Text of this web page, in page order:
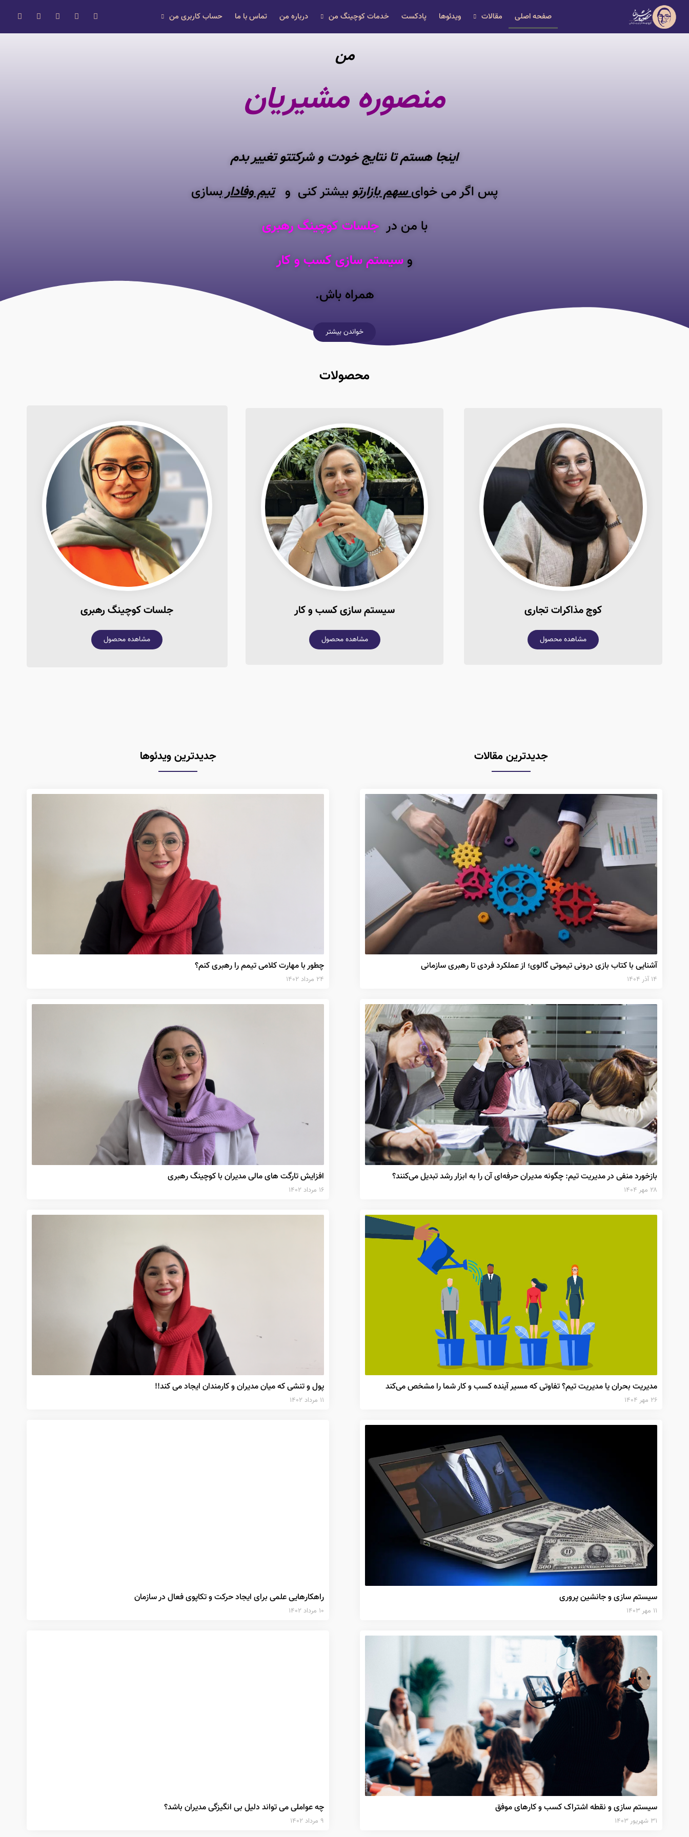
صفحه اصلی مقالات ویدئوها پادکست خدمات کوچینگ من درباره من تماس با ما حساب کاربری من
من
منصوره مشیریان
اینجا هستم تا نتایج خودت و شرکتتو تغییر بدم
پس اگر می خوایسهم بازارتوبیشتر کنی وتیم وفاداربسازی
با من درجلسات کوچینگ رهبری
و سیستم سازی کسب و کار
همراه باش.
خواندن بیشتر
محصولات
کوچ مذاکرات تجاری
مشاهده محصول
سیستم سازی کسب و کار
مشاهده محصول
جلسات کوچینگ رهبری
مشاهده محصول
جدیدترین مقالات
آشنایی با کتاب بازی درونی تیموتی گالوی؛ از عملکرد فردی تا رهبری سازمانی
۱۴ آذر ۱۴۰۴
بازخورد منفی در مدیریت تیم: چگونه مدیران حرفه‌ای آن را به ابزار رشد تبدیل می‌کنند؟
۲۸ مهر ۱۴۰۴
مدیریت بحران یا مدیریت تیم؟ تفاوتی که مسیر آینده کسب‌ و کار شما را مشخص می‌کند
۲۶ مهر ۱۴۰۴
سیستم سازی و جانشین پروری
۱۱ مهر ۱۴۰۳
سیستم سازی و نقطه اشتراک کسب و کارهای موفق
۳۱ شهریور ۱۴۰۳
جدیدترین ویدئوها
چطور با مهارت کلامی تیمم را رهبری کنم؟
۲۴ مرداد ۱۴۰۲
افزایش تارگت های مالی مدیران با کوچینگ رهبری
۱۶ مرداد ۱۴۰۲
پول و تنشی که میان مدیران و کارمندان ایجاد می کند!!
۱۱ مرداد ۱۴۰۲
راهکارهایی علمی برای ایجاد حرکت و تکاپوی فعال در سازمان
۱۰ مرداد ۱۴۰۲
چه عواملی می تواند دلیل بی انگیزگی مدیران باشد؟
۹ مرداد ۱۴۰۲